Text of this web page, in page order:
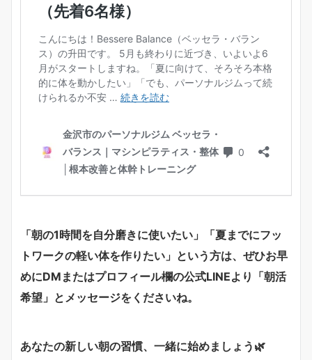
「朝の1時間を自分磨きに使いたい」「夏までにフッ
トワークの軽い体を作りたい」という方は、ぜひお早
めにDMまたはプロフィール欄の公式LINEより「朝活
希望」とメッセージをくださいね。
あなたの新しい朝の習慣、一緒に始めましょう 🌿